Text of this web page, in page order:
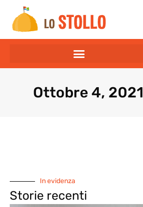
Ottobre 4, 2021
In evidenza
Storie recenti